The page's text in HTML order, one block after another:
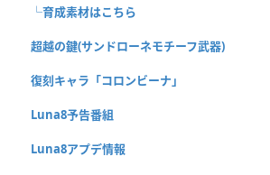
└育成素材はこちら
超越の鍵(サンドローネモチーフ武器)
復刻キャラ「コロンビーナ」
Luna8予告番組
Luna8アプデ情報